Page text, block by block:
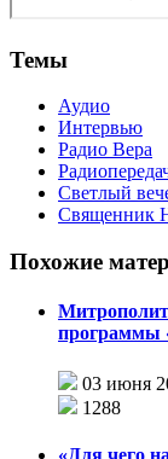
Темы
Аудио
Интервью
Радио Вера
Светлый
Священник
Похожие
программы
03 июня
1288
«Для чего